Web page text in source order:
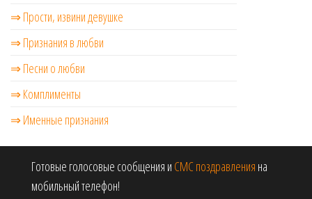
⇒ Прости, извини девушке
⇒ Признания в любви
⇒ Песни о любви
⇒ Комплименты
⇒ Именные признания
Готовые голосовые сообщения и СМС поздравления на
мобильный телефон!